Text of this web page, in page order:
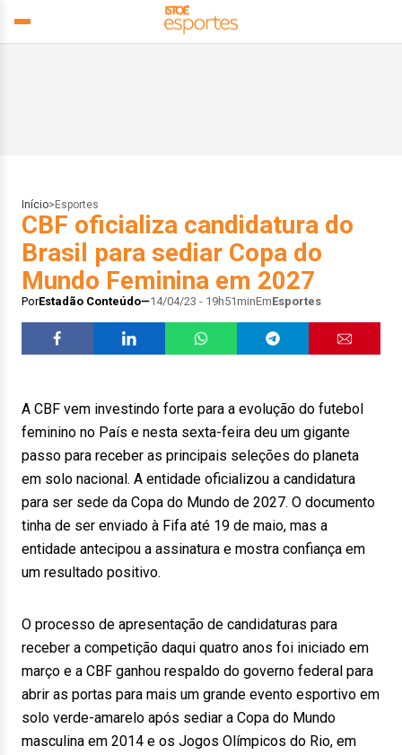
Início> Esportes
CBF oficializa candidatura do
Brasil para sediar Copa do
Mundo Feminina em 2027
PorEstadão Conteúdo 14/04/23 - 19h51minEmEsportes
A CBF vem investindo forte para a evolução do futebol
feminino no País e nesta sexta-feira deu um gigante
passo para receber as principais seleções do planeta
em solo nacional. A entidade oficializou a candidatura
para ser sede da Copa do Mundo de 2027. O documento
tinha de ser enviado à Fifa até 19 de maio, mas a
entidade antecipou a assinatura e mostra confiança em
um resultado positivo.
O processo de apresentação de candidaturas para
receber a competição daqui quatro anos foi iniciado em
março e a CBF ganhou respaldo do governo federal para
abrir as portas para mais um grande evento esportivo em
solo verde-amarelo após sediar a Copa do Mundo
masculina em 2014 e os Jogos Olímpicos do Rio, em